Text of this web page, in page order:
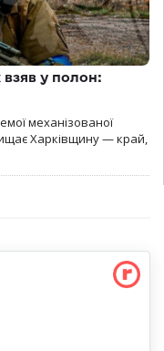
у полон:
механізованої
Харківщину — край,